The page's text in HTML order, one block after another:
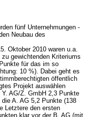
fünf Unternehmungen -
Neubau des
Oktober 2010 waren u.a.
gewichtenden Kriteriums
für das im so
10 %). Dabei geht es
öffentlich
Projekt auswählen
AG/Z. GmbH 2,3 Punkte
A. AG 5,2 Punkte (138
Letztere den ersten
klar vor der B. AG (mit